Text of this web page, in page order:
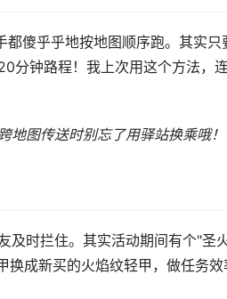
傻乎乎地按地图顺序跑。其实只
分钟路程！我上次用这个方法，
图传送时别忘了用驿站换乘哦！
及时拦住。其实活动期间有个"圣
成新买的火焰纹轻甲，做任务效